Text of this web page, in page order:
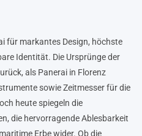
für markantes Design, höchste
Identität. Die Ursprünge der
als Panerai in Florenz
sowie Zeitmesser für die
heute spiegeln die
die hervorragende Ablesbarkeit
Erbe wider. Ob die